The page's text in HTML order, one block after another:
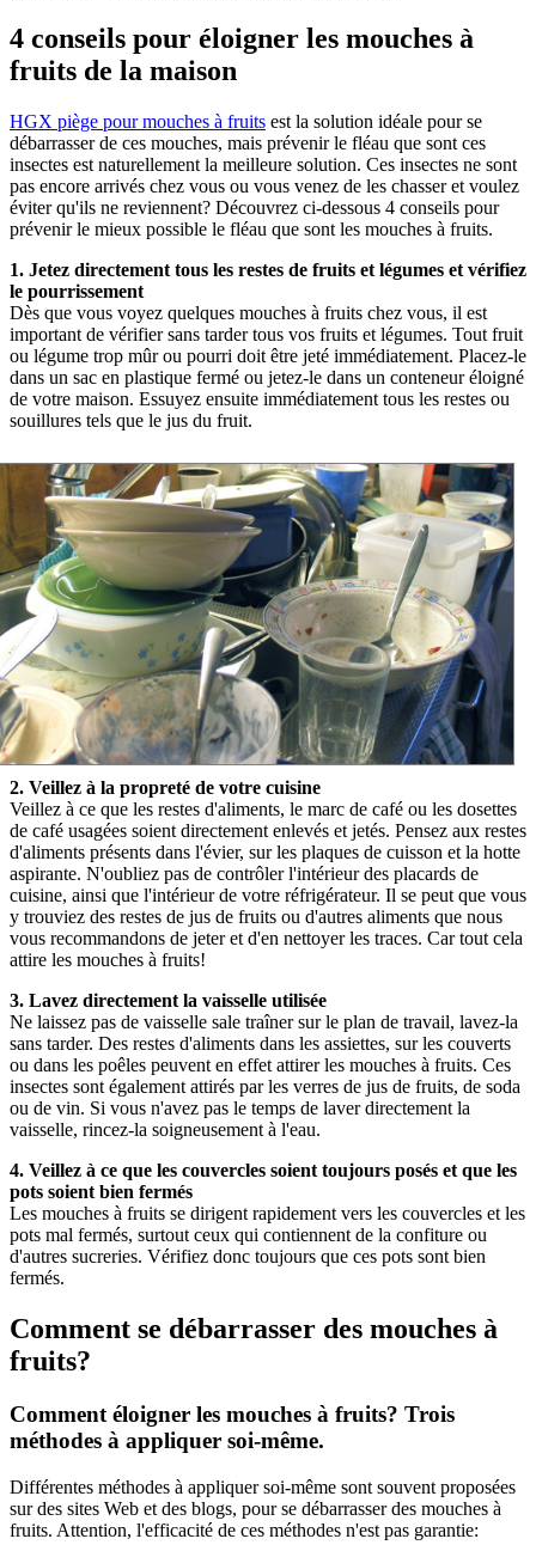
4 conseils pour éloigner les mouches à
fruits de la maison
HGX piège pour mouches à fruits est la solution idéale pour se
débarrasser de ces mouches, mais prévenir le fléau que sont ces
insectes est naturellement la meilleure solution. Ces insectes ne sont
pas encore arrivés chez vous ou vous venez de les chasser et voulez
éviter qu'ils ne reviennent? Découvrez ci-dessous 4 conseils pour
prévenir le mieux possible le fléau que sont les mouches à fruits.
1. Jetez directement tous les restes de fruits et légumes et vérifiez
le pourrissement
Dès que vous voyez quelques mouches à fruits chez vous, il est
important de vérifier sans tarder tous vos fruits et légumes. Tout fruit
ou légume trop mûr ou pourri doit être jeté immédiatement. Placez-le
dans un sac en plastique fermé ou jetez-le dans un conteneur éloigné
de votre maison. Essuyez ensuite immédiatement tous les restes ou
souillures tels que le jus du fruit.
2. Veillez à la propreté de votre cuisine
Veillez à ce que les restes d'aliments, le marc de café ou les dosettes
de café usagées soient directement enlevés et jetés. Pensez aux restes
d'aliments présents dans l'évier, sur les plaques de cuisson et la hotte
aspirante. N'oubliez pas de contrôler l'intérieur des placards de
cuisine, ainsi que l'intérieur de votre réfrigérateur. Il se peut que vous
y trouviez des restes de jus de fruits ou d'autres aliments que nous
vous recommandons de jeter et d'en nettoyer les traces. Car tout cela
attire les mouches à fruits!
3. Lavez directement la vaisselle utilisée
Ne laissez pas de vaisselle sale traîner sur le plan de travail, lavez-la
sans tarder. Des restes d'aliments dans les assiettes, sur les couverts
ou dans les poêles peuvent en effet attirer les mouches à fruits. Ces
insectes sont également attirés par les verres de jus de fruits, de soda
ou de vin. Si vous n'avez pas le temps de laver directement la
vaisselle, rincez-la soigneusement à l'eau.
4. Veillez à ce que les couvercles soient toujours posés et que les
pots soient bien fermés
Les mouches à fruits se dirigent rapidement vers les couvercles et les
pots mal fermés, surtout ceux qui contiennent de la confiture ou
d'autres sucreries. Vérifiez donc toujours que ces pots sont bien
fermés.
Comment se débarrasser des mouches à
fruits?
Comment éloigner les mouches à fruits? Trois
méthodes à appliquer soi-même.
Différentes méthodes à appliquer soi-même sont souvent proposées
sur des sites Web et des blogs, pour se débarrasser des mouches à
fruits. Attention, l'efficacité de ces méthodes n'est pas garantie: